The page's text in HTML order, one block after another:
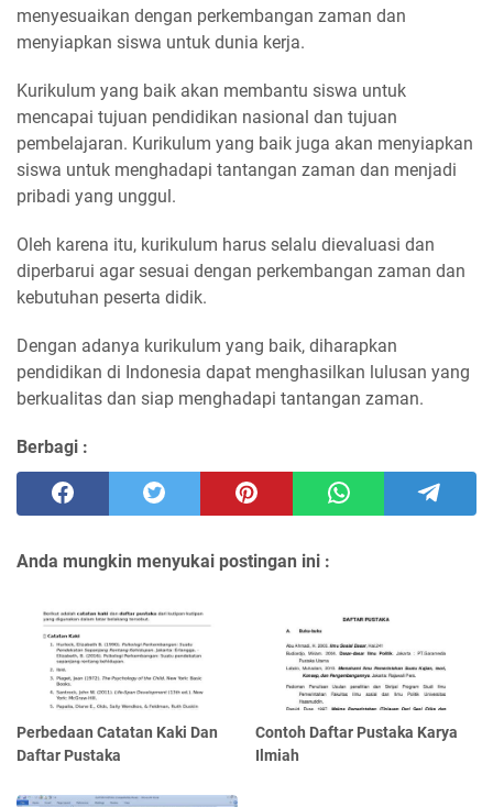
menyesuaikan dengan perkembangan zaman dan
menyiapkan siswa untuk dunia kerja.
Kurikulum yang baik akan membantu siswa untuk
mencapai tujuan pendidikan nasional dan tujuan
pembelajaran. Kurikulum yang baik juga akan menyiapkan
siswa untuk menghadapi tantangan zaman dan menjadi
pribadi yang unggul.
Oleh karena itu, kurikulum harus selalu dievaluasi dan
diperbarui agar sesuai dengan perkembangan zaman dan
kebutuhan peserta didik.
Dengan adanya kurikulum yang baik, diharapkan
pendidikan di Indonesia dapat menghasilkan lulusan yang
berkualitas dan siap menghadapi tantangan zaman.
Berbagi :
Anda mungkin menyukai postingan ini :
Perbedaan Catatan Kaki Dan
Daftar Pustaka
Contoh Daftar Pustaka Karya
Ilmiah